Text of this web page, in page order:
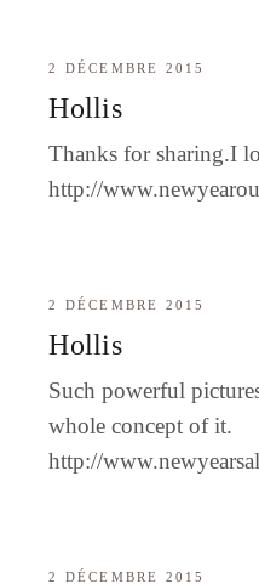
2 DÉCEMBRE 2015
Hollis
Thanks for sharing.I
http://
2 DÉCEMBRE 2015
Hollis
Such powerful
whole concept of it.
http://
2 DÉCEMBRE 2015